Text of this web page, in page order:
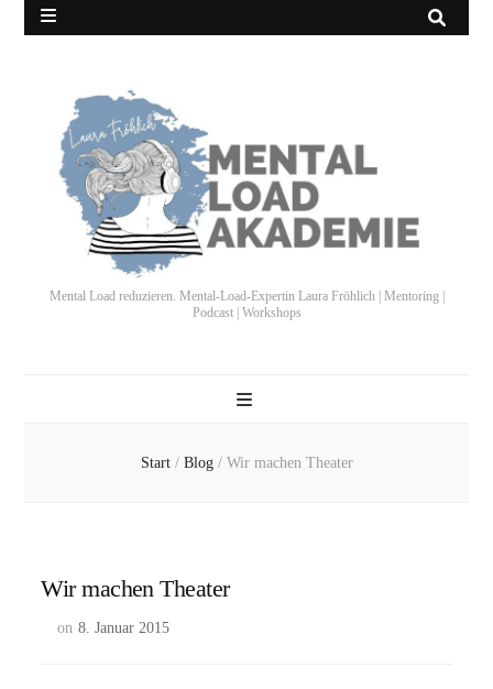
Mental Load reduzieren. Mental-Load-Expertin Laura Fröhlich | Mentoring |
Podcast | Workshops
Start / Blog / Wir machen Theater
Wir machen Theater
on 8. Januar 2015